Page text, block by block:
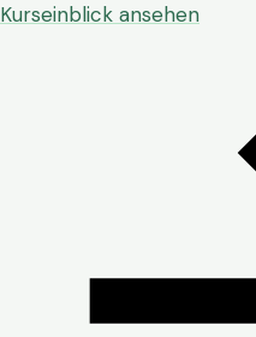
Kurseinblick ansehen